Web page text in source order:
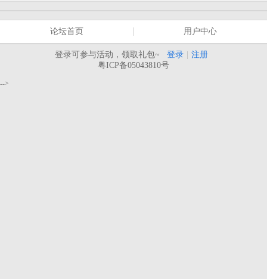
论坛首页 用户中心
登录可参与活动，领取礼包~ 登录
注册
粤ICP备05043810号
-->